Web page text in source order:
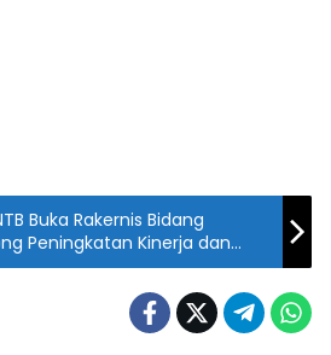
Buka Rakernis Bidang
Peningkatan Kinerja dan